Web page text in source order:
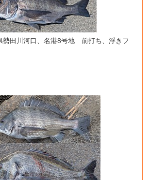
田川河口、名港8号地 前打ち、浮きフ